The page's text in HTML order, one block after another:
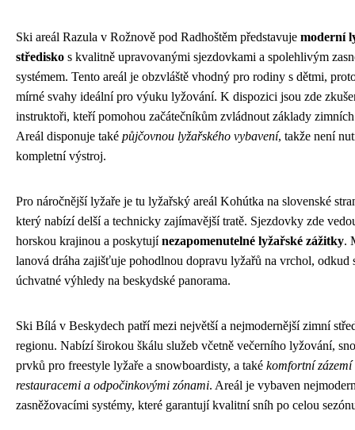
Ski areál Razula v Rožnově pod Radhoštěm představuje moderní
středisko s kvalitně upravovanými sjezdovkami a spolehlivým
systémem. Tento areál je obzvláště vhodný pro rodiny s dětmi,
mírné svahy ideální pro výuku lyžování. K dispozici jsou zde
instruktoři, kteří pomohou začátečníkům zvládnout základy
Areál disponuje také půjčovnou lyžařského vybavení, takže není
kompletní výstroj.
Pro náročnější lyžaře je tu lyžařský areál Kohútka na slovenské
který nabízí delší a technicky zajímavější tratě. Sjezdovky zde
horskou krajinou a poskytujínezapomenutelné lyžařské zážitky.
lanová dráha zajišťuje pohodlnou dopravu lyžařů na vrchol, odkud
úchvatné výhledy na beskydské panorama.
Ski Bílá v Beskydech patří mezi největší a nejmodernější zimní
regionu. Nabízí širokou škálu služeb včetně večerního lyžování,
prvků pro freestyle lyžaře a snowboardisty, a také komfortní zázemí
restauracemi a odpočinkovými zónami. Areál je vybaven
zasněžovacími systémy, které garantují kvalitní sníh po celou